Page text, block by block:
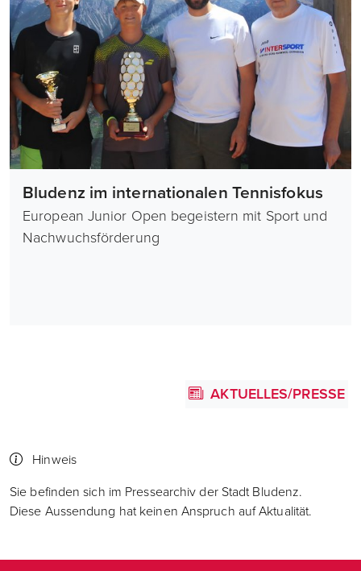
Bludenz im internationalen Tennisfokus
European Junior Open begeistern mit Sport und
Nachwuchsförderung
AKTUELLES/PRESSE
Hinweis
Sie befinden sich im Pressearchiv der Stadt Bludenz.
Diese Aussendung hat keinen Anspruch auf Aktualität.